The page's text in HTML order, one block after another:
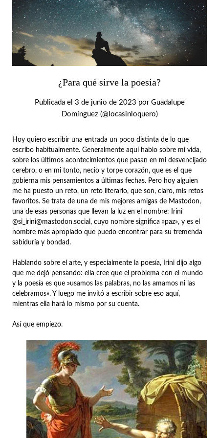
¿Para qué sirve la poesía?
Publicada el 3 de junio de 2023 por Guadalupe
Domínguez (@locasinloquero)
Hoy quiero escribir una entrada un poco distinta de lo que
escribo habitualmente. Generalmente aquí hablo sobre mi vida,
sobre los últimos acontecimientos que pasan en mi desvencijado
cerebro, o en mi tonto, necio y torpe corazón, que es el que
gobierna mis pensamientos a últimas fechas. Pero hoy alguien
me ha puesto un reto, un reto literario, que son, claro, mis retos
favoritos. Se trata de una de mis mejores amigas de Mastodon,
una de esas personas que llevan la luz en el nombre: Irini
@si_irini@mastodon.social, cuyo nombre significa »paz», y es el
nombre más apropiado que puedo encontrar para su tremenda
sabiduría y bondad.
Hablando sobre el arte, y especialmente la poesía, Irini dijo algo
que me dejó pensando: ella cree que el problema con el mundo
y la poesía es que »usamos las palabras, no las amamos ni las
celebramos». Y luego me invitó a escribir sobre eso aquí,
mientras ella hará lo mismo por su cuenta.
Así que empiezo.